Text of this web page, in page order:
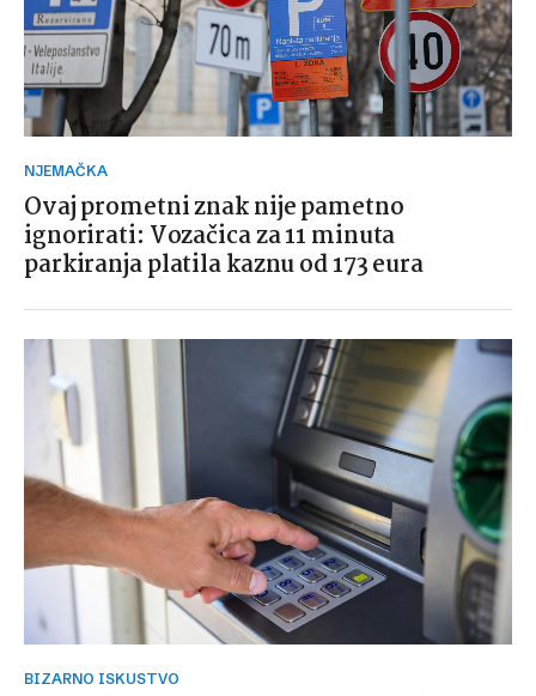
NJEMAČKA
Ovaj prometni znak nije pametno
ignorirati: Vozačica za 11 minuta
parkiranja platila kaznu od 173 eura
BIZARNO ISKUSTVO